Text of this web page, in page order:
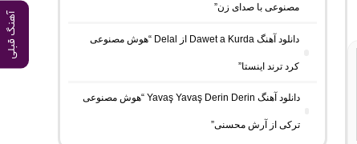
آهنگ قبلی
مصنوعی با صدای زن”
دانلود آهنگ Dawet a Kurda از Delal “هوش مصنوعی
کرد ترند اینستا”
دانلود آهنگ Yavaş Yavaş Derin Derin “هوش مصنوعی
ترکی از آرش محسنی”